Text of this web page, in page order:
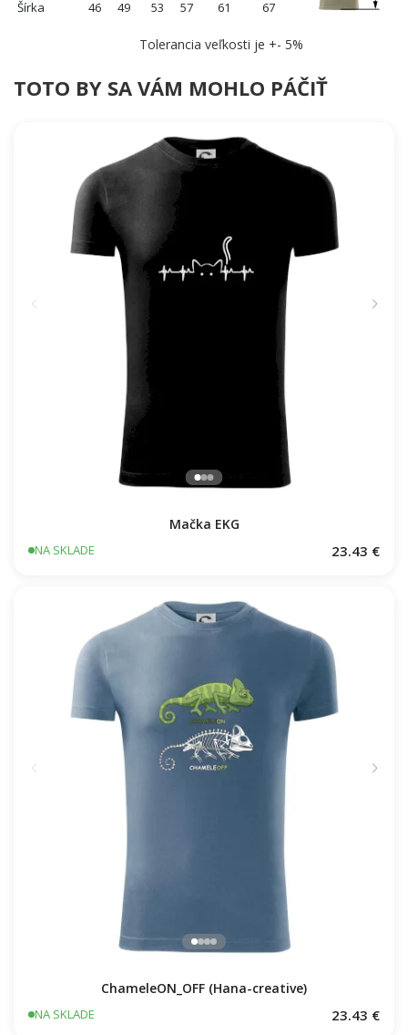
Šírka 46 49 53 57 61 67
Tolerancia veľkosti je +- 5%
TOTO BY SA VÁM MOHLO PÁČIŤ
Mačka EKG
NA SKLADE 23.43 €
ChameleON_OFF (Hana-creative)
NA SKLADE 23.43 €